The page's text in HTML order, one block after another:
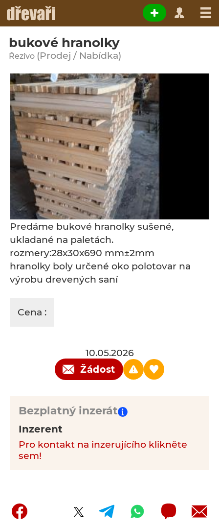
bukové hranolky
Řezivo (Prodej / Nabídka)
Predáme bukové hranolky sušené,
ukladané na paletách.
rozmery:28x30x690 mm±2mm
hranolky boly určené oko polotovar na
výrobu drevených saní
Cena :
10.05.2026
Žádost
Bezplatný inzerát
Inzerent
Pro kontakt na inzerujícího klikněte
sem!